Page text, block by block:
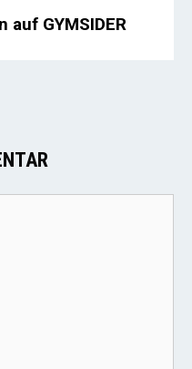
GYMSIDER